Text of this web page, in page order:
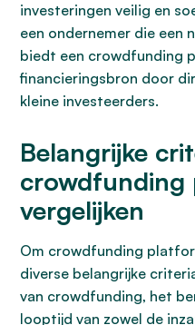
investeringen veilig en
een ondernemer die een
biedt een crowdfunding
financieringsbron door
kleine investeerders.
Belangrijke
vergelijken
Om crowdfunding
diverse belangrijke
van crowdfunding, het
looptijd van zowel de